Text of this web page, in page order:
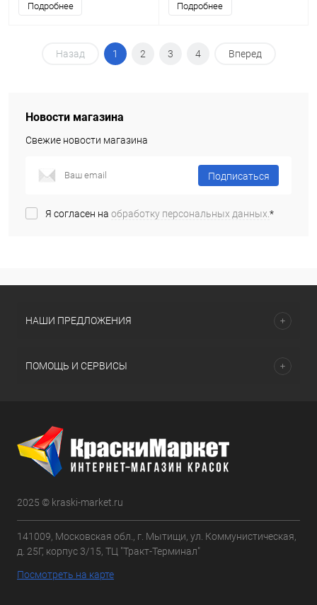
Подробнее Подробнее
Назад 1 2 3 4 Вперед
Новости магазина
Свежие новости магазина
Подписаться
Я согласен на обработку персональных данных.*
НАШИ ПРЕДЛОЖЕНИЯ
ПОМОЩЬ И СЕРВИСЫ
2025 © kraski-market.ru
141009, Московская обл., г. Мытищи, ул. Коммунистическая,
д. 25Г, корпус 3/15, ТЦ "Тракт-Терминал"
Посмотреть на карте